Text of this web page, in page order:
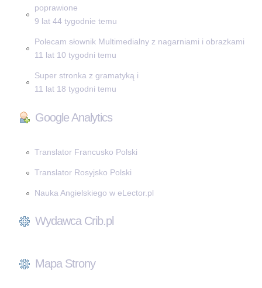
poprawione
9 lat 44 tygodnie temu
Polecam słownik Multimedialny z nagarniami i obrazkami
11 lat 10 tygodni temu
Super stronka z gramatyką i
11 lat 18 tygodni temu
Google Analytics
Translator Francusko Polski
Translator Rosyjsko Polski
Nauka Angielskiego w eLector.pl
Wydawca Crib.pl
Mapa Strony